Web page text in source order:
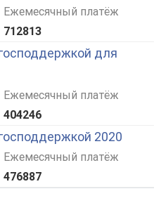
Ежемесячный платёж
712813
для
Ежемесячный платёж
404246
2020
Ежемесячный платёж
476887